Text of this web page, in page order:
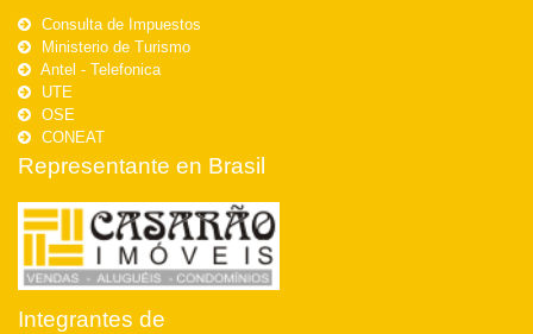
Consulta de Impuestos
Ministerio de Turismo
Antel - Telefonica
UTE
OSE
CONEAT
Representante en Brasil
Integrantes de